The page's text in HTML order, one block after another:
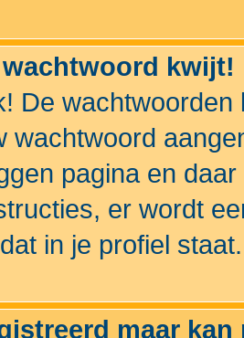
kwijt!
De
wachtwoord
pagina en
er wordt
in je profiel staat.
maar